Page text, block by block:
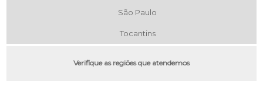
São Paulo
Tocantins
Verifique as regiões que atendemos